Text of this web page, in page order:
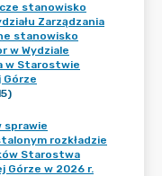
stanowisko
Zarządzania
stanowisko
w Wydziale
w Starostwie
Górze
sprawie
rozkładzie
Starostwa
Górze w 2026 r.